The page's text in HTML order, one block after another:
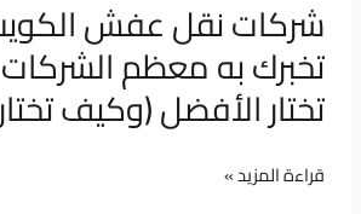
شركات نقل عفش
تخبرك به معظم
تختار الأفضل (وكيف
الشركات
وكيف
تختار
الأفضل
(وكيف
تختار
قراءة المزيد »